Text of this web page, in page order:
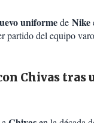
uniformede Nike
partido del equipo
Chivas tras